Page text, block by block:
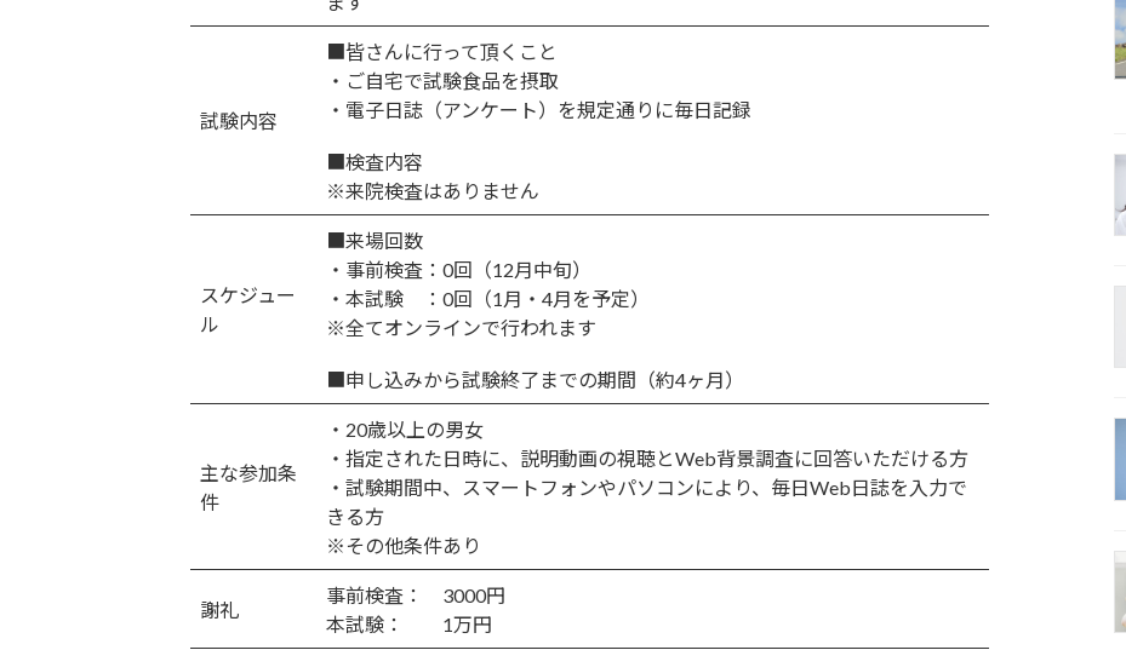
試験内容
■皆さんに行って頂くこと
・ご自宅で試験食品を摂取
・電子日誌（アンケート）を規定通りに毎日記録
■検査内容
※来院検査はありません
スケジュー
ル
■来場回数
・事前検査：0回（12月中旬）
・本試験 ：0回（1月・4月を予定）
※全てオンラインで行われます
■申し込みから試験終了までの期間（約4ヶ月）
主な参加条
件
・20歳以上の男女
・指定された日時に、説明動画の視聴とWeb背景調査に回答いただける方
・試験期間中、スマートフォンやパソコンにより、毎日Web日誌を入力で
きる方
※その他条件あり
謝礼
事前検査： 3000円
本試験： 1万円